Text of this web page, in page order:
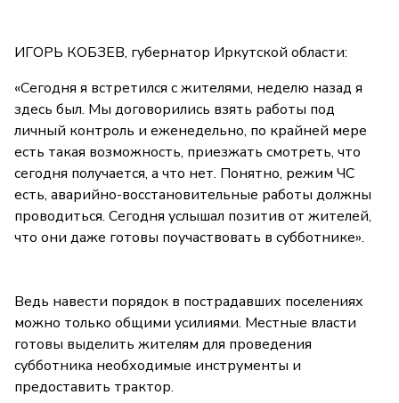
ИГОРЬ КОБЗЕВ, губернатор Иркутской области:
«Сегодня я встретился с жителями, неделю назад я
здесь был. Мы договорились взять работы под
личный контроль и еженедельно, по крайней мере
есть такая возможность, приезжать смотреть, что
сегодня получается, а что нет. Понятно, режим ЧС
есть, аварийно-восстановительные работы должны
проводиться. Сегодня услышал позитив от жителей,
что они даже готовы поучаствовать в субботнике».
Ведь навести порядок в пострадавших поселениях
можно только общими усилиями. Местные власти
готовы выделить жителям для проведения
субботника необходимые инструменты и
предоставить трактор.